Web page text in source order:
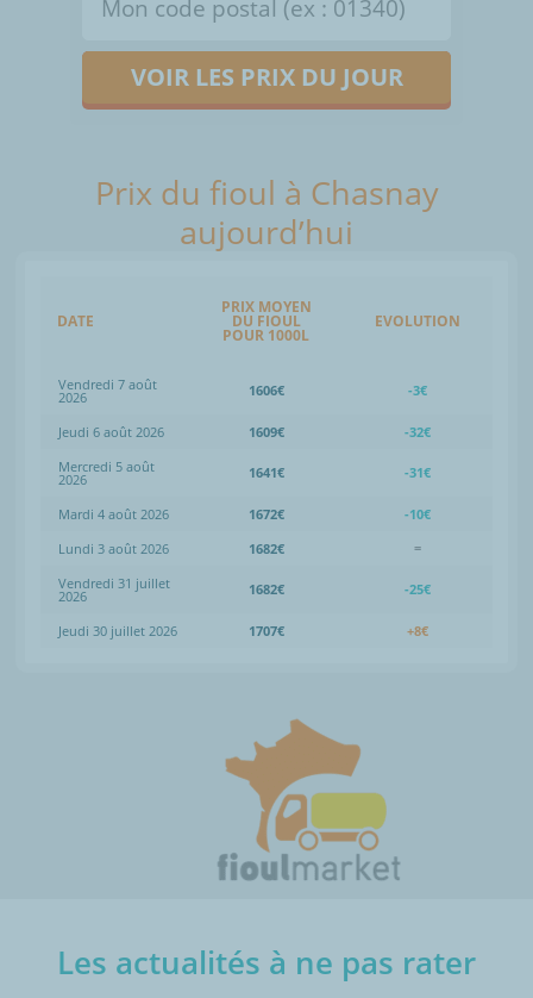
VOIR LES PRIX DU JOUR
Prix du fioul à Chasnay
aujourd’hui
DATE
PRIX MOYEN
DU FIOUL
POUR 1000L
EVOLUTION
Vendredi 7 août
2026 1606€ -3€
Jeudi 6 août 2026 1609€
-32€
Mercredi 5 août
2026 1641€ -31€
Mardi 4 août 2026 1672€
-10€
Lundi 3 août 2026
1682€
=
Vendredi 31 juillet
2026 1682€ -25€
Jeudi 30 juillet 2026 1707€ +8€
Les actualités à ne pas rater